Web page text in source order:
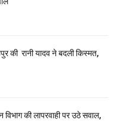
की रानी यादव ने बदली किस्मत,
विभाग की लापरवाही पर उठे सवाल,